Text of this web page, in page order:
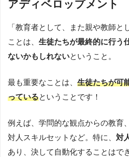
アディベロップメント
「教育者として、また親や教師と
ことは、 生徒たちが最終的に行う
ないかもしれないということ。
最も重要なことは、 生徒たちが可
っているということです！
例えば、学問的な観点からの教育
対人スキルセットなど。特に、 対
あり、決して自動化することはで